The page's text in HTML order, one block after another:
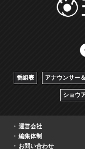
番組表 アナウンサー
ショウ
運営会社
編集体制
お問い合わせ